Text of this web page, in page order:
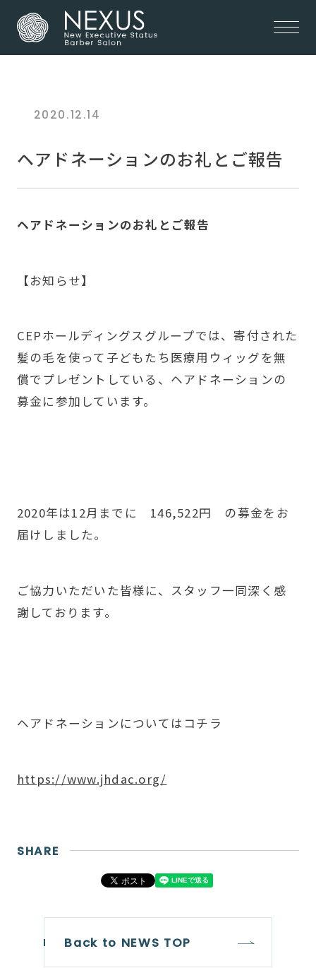
ヘアドネーションのお礼とご報告
2020.12.14
ヘアドネーションのお礼とご報告
【お知らせ】
CEPホールディングスグループでは、寄付された
髪の毛を使って子どもたち医療用ウィッグを無
償でプレゼントしている、ヘアドネーションの
募金に参加しています。
2020年は12月までに 146,522円 の募金をお
届けしました。
ご協力いただいた皆様に、スタッフ一同深く感
謝しております。
ヘアドネーションについてはコチラ
https://www.jhdac.org/
SHARE
Back to NEWS TOP